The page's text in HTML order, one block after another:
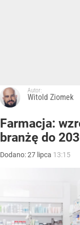
Autor:
Witold Ziomek
Farmacja:
branżę do
Dodano:27 lipca 13:15